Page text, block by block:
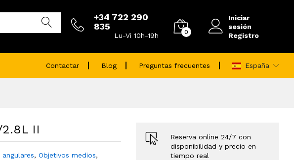
+34 722 290
835
Lu-Vi 10h-19h 0
Iniciar
sesión
Registro
Contactar Blog Preguntas frecuentes España
II
, Objetivos medios,
Reserva online 24/7 con
disponibilidad y precio en
tiempo real